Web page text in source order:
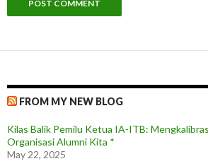
FROM MY NEW BLOG
Kilas Balik Pemilu Ketua IA-ITB:
Organisasi Alumni Kita *
May 22, 2025